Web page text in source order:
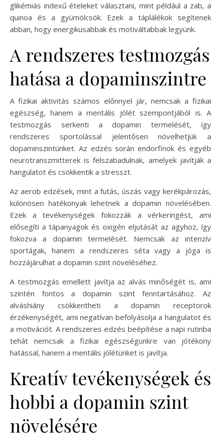
glikémiás indexű ételeket választani, mint például a zab, a
quinoa és a gyümölcsök. Ezek a táplálékok segítenek
abban, hogy energikusabbak és motiváltabbak legyünk.
A rendszeres testmozgás
hatása a dopaminszintre
A fizikai aktivitás számos előnnyel jár, nemcsak a fizikai
egészség, hanem a mentális jólét szempontjából is. A
testmozgás serkenti a dopamin termelését, így
rendszeres sportolással jelentősen növelhetjük a
dopaminszintünket. Az edzés során endorfinok és egyéb
neurotranszmitterek is felszabadulnak, amelyek javítják a
hangulatot és csökkentik a stresszt.
Az aerob edzések, mint a futás, úszás vagy kerékpározás,
különösen hatékonyak lehetnek a dopamin növelésében.
Ezek a tevékenységek fokozzák a vérkeringést, ami
elősegíti a tápanyagok és oxigén eljutását az agyhoz, így
fokozva a dopamin termelését. Nemcsak az intenzív
sportágak, hanem a rendszeres séta vagy a jóga is
hozzájárulhat a dopamin szint növeléséhez.
A testmozgás emellett javítja az alvás minőségét is, ami
szintén fontos a dopamin szint fenntartásához. Az
alváshiány csökkentheti a dopamin receptorok
érzékenységét, ami negatívan befolyásolja a hangulatot és
a motivációt. A rendszeres edzés beépítése a napi rutinba
tehát nemcsak a fizikai egészségünkre van jótékony
hatással, hanem a mentális jólétünket is javítja.
Kreatív tevékenységek és
hobbi a dopamin szint
növelésére